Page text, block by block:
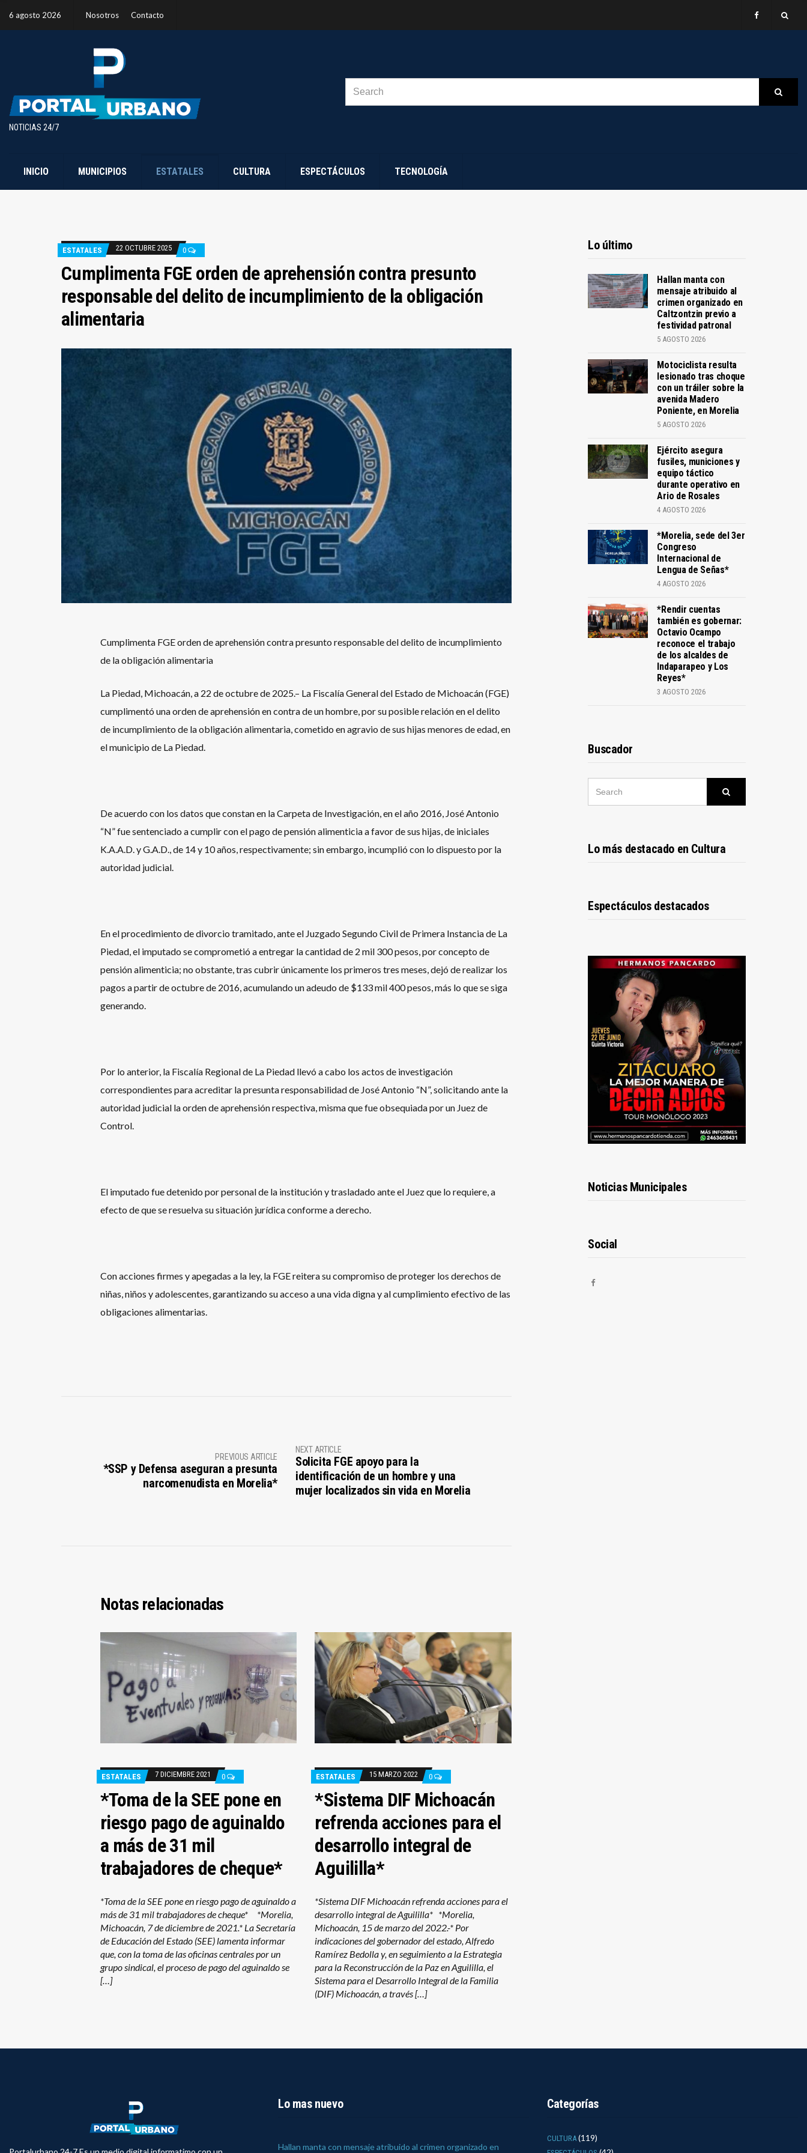
6 agosto 2026 Nosotros Contacto
NOTICIAS 24/7
INICIO MUNICIPIOS ESTATALES CULTURA ESPECTÁCULOS TECNOLOGÍA
ESTATALES 22 OCTUBRE 2025 0
Cumplimenta FGE orden de aprehensión contra presunto
responsable del delito de incumplimiento de la obligación
alimentaria
Cumplimenta FGE orden de aprehensión contra presunto responsable del delito de incumplimiento
de la obligación alimentaria
La Piedad, Michoacán, a 22 de octubre de 2025.– La Fiscalía General del Estado de Michoacán (FGE)
cumplimentó una orden de aprehensión en contra de un hombre, por su posible relación en el delito
de incumplimiento de la obligación alimentaria, cometido en agravio de sus hijas menores de edad, en
el municipio de La Piedad.
De acuerdo con los datos que constan en la Carpeta de Investigación, en el año 2016, José Antonio
“N” fue sentenciado a cumplir con el pago de pensión alimenticia a favor de sus hijas, de iniciales
K.A.A.D. y G.A.D., de 14 y 10 años, respectivamente; sin embargo, incumplió con lo dispuesto por la
autoridad judicial.
En el procedimiento de divorcio tramitado, ante el Juzgado Segundo Civil de Primera Instancia de La
Piedad, el imputado se comprometió a entregar la cantidad de 2 mil 300 pesos, por concepto de
pensión alimenticia; no obstante, tras cubrir únicamente los primeros tres meses, dejó de realizar los
pagos a partir de octubre de 2016, acumulando un adeudo de $133 mil 400 pesos, más lo que se siga
generando.
Por lo anterior, la Fiscalía Regional de La Piedad llevó a cabo los actos de investigación
correspondientes para acreditar la presunta responsabilidad de José Antonio “N”, solicitando ante la
autoridad judicial la orden de aprehensión respectiva, misma que fue obsequiada por un Juez de
Control.
El imputado fue detenido por personal de la institución y trasladado ante el Juez que lo requiere, a
efecto de que se resuelva su situación jurídica conforme a derecho.
Con acciones firmes y apegadas a la ley, la FGE reitera su compromiso de proteger los derechos de
niñas, niños y adolescentes, garantizando su acceso a una vida digna y al cumplimiento efectivo de las
obligaciones alimentarias.
PREVIOUS ARTICLE
*SSP y Defensa aseguran a presunta
narcomenudista en Morelia*
NEXT ARTICLE
Solicita FGE apoyo para la
identificación de un hombre y una
mujer localizados sin vida en Morelia
Notas relacionadas
ESTATALES 7 DICIEMBRE 2021 0
*Toma de la SEE pone en
riesgo pago de aguinaldo
a más de 31 mil
trabajadores de cheque*
*Toma de la SEE pone en riesgo pago de aguinaldo a
más de 31 mil trabajadores de cheque* *Morelia,
Michoacán, 7 de diciembre de 2021.* La Secretaría
de Educación del Estado (SEE) lamenta informar
que, con la toma de las oficinas centrales por un
grupo sindical, el proceso de pago del aguinaldo se
[…]
ESTATALES 15 MARZO 2022 0
*Sistema DIF Michoacán
refrenda acciones para el
desarrollo integral de
Aguililla*
*Sistema DIF Michoacán refrenda acciones para el
desarrollo integral de Aguililla* *Morelia,
Michoacán, 15 de marzo del 2022.-* Por
indicaciones del gobernador del estado, Alfredo
Ramírez Bedolla y, en seguimiento a la Estrategia
para la Reconstrucción de la Paz en Aguililla, el
Sistema para el Desarrollo Integral de la Familia
(DIF) Michoacán, a través […]
Lo último
Hallan manta con
mensaje atribuido al
crimen organizado en
Caltzontzin previo a
festividad patronal
5 AGOSTO 2026
Motociclista resulta
lesionado tras choque
con un tráiler sobre la
avenida Madero
Poniente, en Morelia
5 AGOSTO 2026
Ejército asegura
fusiles, municiones y
equipo táctico
durante operativo en
Ario de Rosales
4 AGOSTO 2026
*Morelia, sede del 3er
Congreso
Internacional de
Lengua de Señas*
4 AGOSTO 2026
*Rendir cuentas
también es gobernar:
Octavio Ocampo
reconoce el trabajo
de los alcaldes de
Indaparapeo y Los
Reyes*
3 AGOSTO 2026
Buscador
Lo más destacado en Cultura
Espectáculos destacados
Noticias Municipales
Social
Lo mas nuevo
Hallan manta con mensaje atribuido al crimen organizado en
Categorías
CULTURA(119)